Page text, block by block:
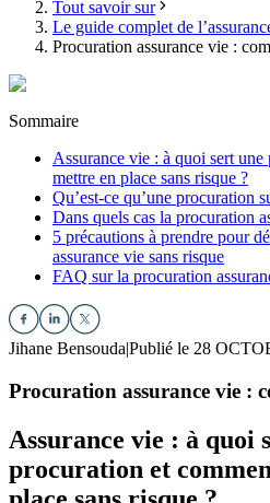
Tout savoir sur
Le guide complet de
Procuration assurance vie :
Sommaire
Assurance vie : à quoi sert
mettre en place sans risque ?
Qu’est-ce qu’une procuration
Dans quels cas la procuration
5 précautions à prendre pour
assurance vie sans risque
FAQ sur la procuration
Jihane Bensouda|Publié le 28
Procuration assurance vie :
Assurance vie : à quoi
procuration et